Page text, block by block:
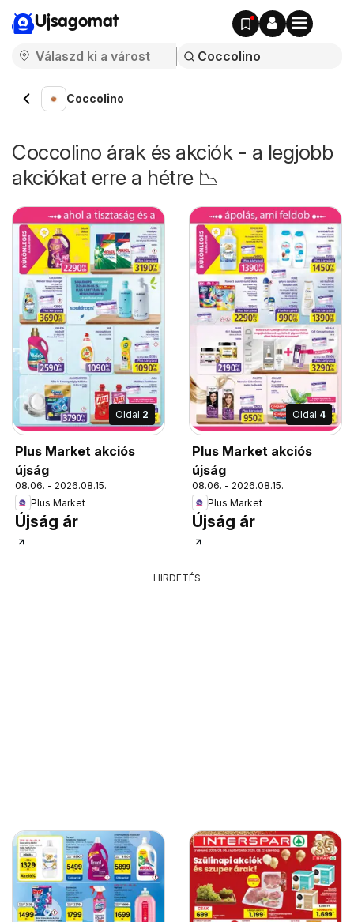
Ujsagomat
Coccolino
Coccolino árak és akciók - a legjobb
akciókat erre a hétre 📉
Oldal 2
Plus Market akciós
újság
08.06. - 2026.08.15.
Plus Market
Újság ár
Oldal 4
Plus Market akciós
újság
08.06. - 2026.08.15.
Plus Market
Újság ár
HIRDETÉS